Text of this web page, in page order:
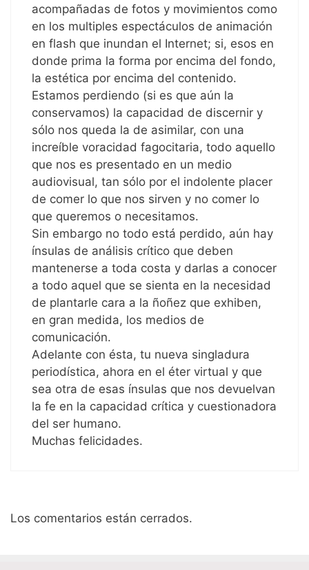
acompañadas de fotos y movimientos como
en los multiples espectáculos de animación
en flash que inundan el Internet; si, esos en
donde prima la forma por encima del fondo,
la estética por encima del contenido.
Estamos perdiendo (si es que aún la
conservamos) la capacidad de discernir y
sólo nos queda la de asimilar, con una
increíble voracidad fagocitaria, todo aquello
que nos es presentado en un medio
audiovisual, tan sólo por el indolente placer
de comer lo que nos sirven y no comer lo
que queremos o necesitamos.
Sin embargo no todo está perdido, aún hay
ínsulas de análisis crítico que deben
mantenerse a toda costa y darlas a conocer
a todo aquel que se sienta en la necesidad
de plantarle cara a la ñoñez que exhiben,
en gran medida, los medios de
comunicación.
Adelante con ésta, tu nueva singladura
periodística, ahora en el éter virtual y que
sea otra de esas ínsulas que nos devuelvan
la fe en la capacidad crítica y cuestionadora
del ser humano.
Muchas felicidades.
Los comentarios están cerrados.